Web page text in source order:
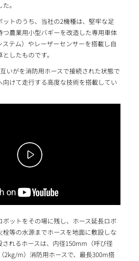
。
ットのうち、当社の2機種は、堅牢な足
つ農業用小型バギーを改造した専用車体
ステム）やレーザーセンサーを搭載し自
したものです。
いがを消防用ホースで接続された状態で
向けて走行する高度な技術を搭載してい
ットをその場に残し、ホース延長ロボ
栓等の水源までホースを地面に敷設しな
されるホースは、内径150mm（呼び径
2kg/m）消防用ホースで、最長300m搭